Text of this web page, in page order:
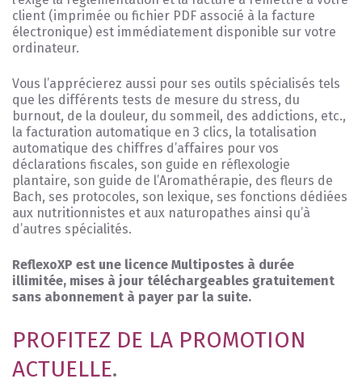
client (imprimée ou fichier PDF associé à la facture
électronique) est immédiatement disponible sur votre
ordinateur.
Vous l’apprécierez aussi pour ses outils spécialisés tels
que les différents tests de mesure du stress, du
burnout, de la douleur, du sommeil, des addictions, etc.,
la facturation automatique en 3 clics, la totalisation
automatique des chiffres d’affaires pour vos
déclarations fiscales, son guide en réflexologie
plantaire, son guide de l’Aromathérapie, des fleurs de
Bach, ses protocoles, son lexique, ses fonctions dédiées
aux nutritionnistes et aux naturopathes ainsi qu’à
d’autres spécialités.
ReflexoXP est une licence Multipostes à durée
illimitée, mises à jour téléchargeables gratuitement
sans abonnement à payer par la suite.
PROFITEZ DE LA PROMOTION
ACTUELLE.